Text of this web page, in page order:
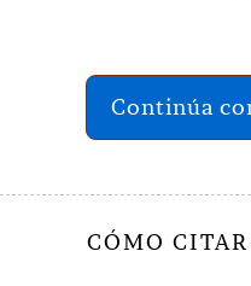
Continúa
CÓMO